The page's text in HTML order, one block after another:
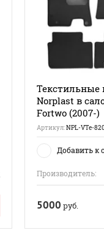
Текстильные
Norplast в
Fortwo (2007-)
Артикул:NPL-VTe-
Добавить к
Производитель:
5000 руб.